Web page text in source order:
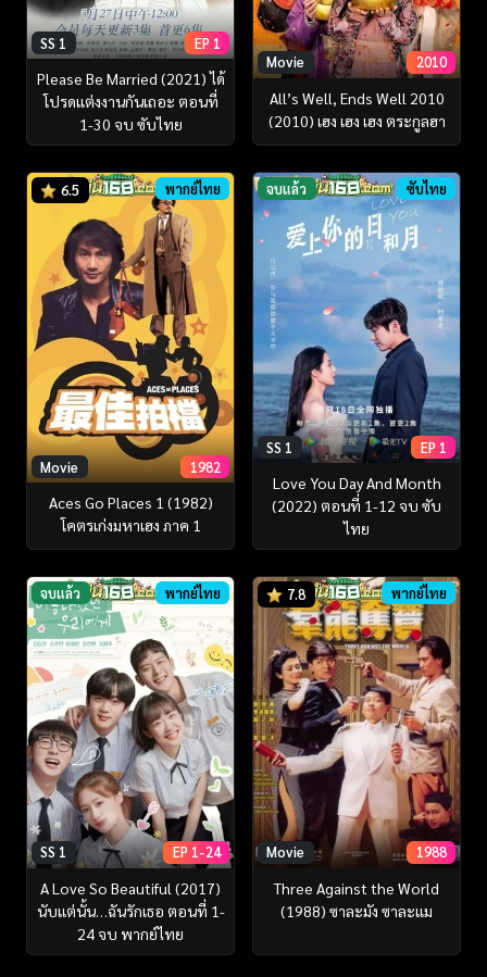
SS 1 EP 1
Please Be Married (2021) ได้
โปรดแต่งงานกันเถอะ ตอนที่
1-30 จบ ซับไทย
Movie 2010
All’s Well, Ends Well 2010
(2010) เฮง เฮง เฮง ตระกูลฮา
6.5 พากย์ไทย
Movie 1982
Aces Go Places 1 (1982)
โคตรเก่งมหาเฮง ภาค 1
จบแล้ว ซับไทย
SS 1 EP 1
Love You Day And Month
(2022) ตอนที่ 1-12 จบ ซับ
ไทย
จบแล้ว พากย์ไทย
SS 1 EP 1-24
A Love So Beautiful (2017)
นับแต่นั้น…ฉันรักเธอ ตอนที่ 1-
24 จบ พากย์ไทย
7.8 พากย์ไทย
Movie 1988
Three Against the World
(1988) ซาละมัง ซาละแม